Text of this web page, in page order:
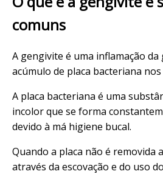
comuns
A gengivite é uma inflamação da
acúmulo de placa bacteriana nos
A placa bacteriana é uma
incolor que se forma
devido à má higiene bucal.
Quando a placa não é removida
através da escovação e do uso